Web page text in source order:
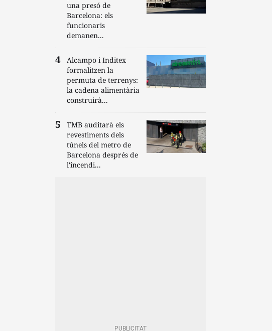
una presó de
Barcelona: els
funcionaris
demanen...
Alcampo i Inditex
formalitzen la
permuta de terrenys:
la cadena alimentària
construirà...
TMB auditarà els
revestiments dels
túnels del metro de
Barcelona després de
l'incendi...